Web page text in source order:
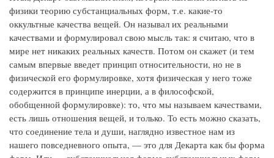
физики теорию субстанциальных форм, т.е. какие-то
оккультные качества вещей. Он называл их реальными
качествами и формулировал свою мысль так: я считаю, что в
мире нет никаких реальных качеств. Потом он скажет (и тем
самым впервые введет принцип относительности, но не в
физической его формулировке, хотя физическая у него тоже
содержится в принципе инерции, а в философской,
обобщенной формулировке): то, что мы называем качествами,
есть лишь отношения вещей, и только. То есть можно сказать,
что соединение тела и души, наглядно известное нам из
нашего повседневного опыта, — это для Декарта как бы форма